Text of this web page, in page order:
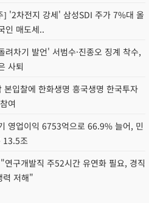
] '2차전지 강세' 삼성SDI 주가 7%대 올
인 매도세..
려차기 발언' 서범수·진종오 징계 착수,
사퇴
본입찰에 한화생명 흥국생명 한국투자
여
영업이익 6753억으로 66.9% 늘어, 민
13.5조
연구개발직 주52시간 유연화 필요, 경직
력 저해"